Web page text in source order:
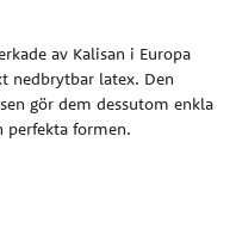
av Kalisan i Europa
nedbrytbar latex. Den
gör dem dessutom enkla
perfekta formen.